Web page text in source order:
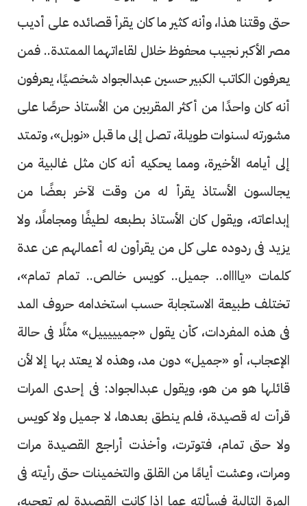
حتى وقتنا هذا، وأنه كثير ما كان يقرأ قصائده على أديب
مصر الأكبر نجيب محفوظ خلال لقاءاتهما الممتدة.. فمن
يعرفون الكاتب الكبير حسين عبدالجواد شخصيًا، يعرفون
أنه كان واحدًا من أكثر المقربين من الأستاذ حرصًا على
مشورته لسنوات طويلة، تصل إلى ما قبل «نوبل»، وتمتد
إلى أيامه الأخيرة، ومما يحكيه أنه كان مثل غالبية من
يجالسون الأستاذ يقرأ له من وقت لآخر بعضًا من
إبداعاته، ويقول كان الأستاذ بطبعه لطيفًا ومجاملًا، ولا
يزيد فى ردوده على كل من يقرأون له أعمالهم عن عدة
كلمات «يااااه.. جميل.. كويس خالص.. تمام تمام»،
تختلف طبيعة الاستجابة حسب استخدامه حروف المد
فى هذه المفردات، كأن يقول «جميييييل» مثلًا فى حالة
الإعجاب، أو «جميل» دون مد، وهذه لا يعتد بها إلا لأن
قائلها هو من هو، ويقول عبدالجواد: فى إحدى المرات
قرأت له قصيدة، فلم ينطق بعدها، لا جميل ولا كويس
ولا حتى تمام، فتوترت، وأخذت أراجع القصيدة مرات
ومرات، وعشت أيامًا من القلق والتخمينات حتى رأيته فى
المرة التالية فسألته عما إذا كانت القصيدة لم تعجبه،